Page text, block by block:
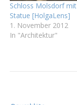
Schloss Molsdorf mit
Statue [HolgaLens]
1. November 2012
In "Architektur"